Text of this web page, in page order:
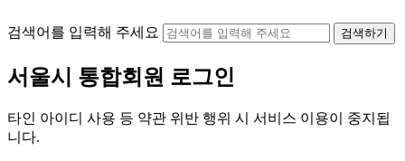
검색어를 입력해 주세요 검색하기
서울시 통합회원 로그인
타인 아이디 사용 등 약관 위반 행위 시 서비스 이용이 중지됩
니다.